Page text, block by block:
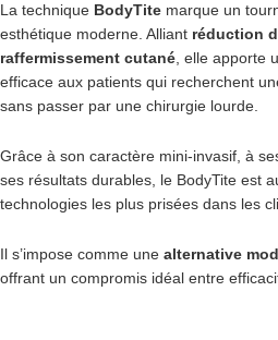
La technique BodyTite marque un
esthétique moderne. Alliant réduction
raffermissement cutané , elle apporte
efficace aux patients qui recherchent
sans passer par une chirurgie lourde.
Grâce à son caractère mini-invasif, à
ses résultats durables, le BodyTite est
technologies les plus prisées dans les
Il s’impose comme une alternative
offrant un compromis idéal entre